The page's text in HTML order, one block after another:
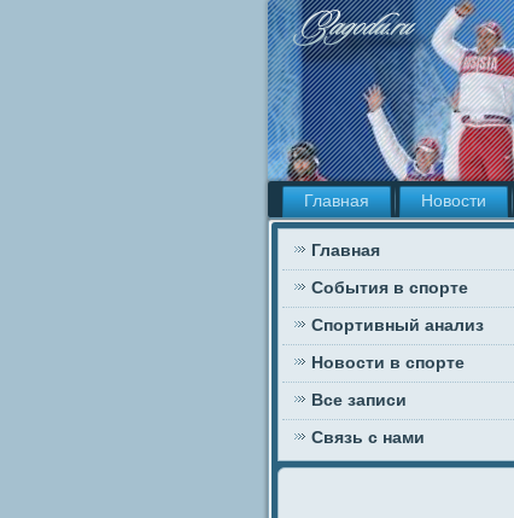
Главная Новости
Главная
События в спорте
Спортивный анализ
Новости в спорте
Все записи
Связь с нами